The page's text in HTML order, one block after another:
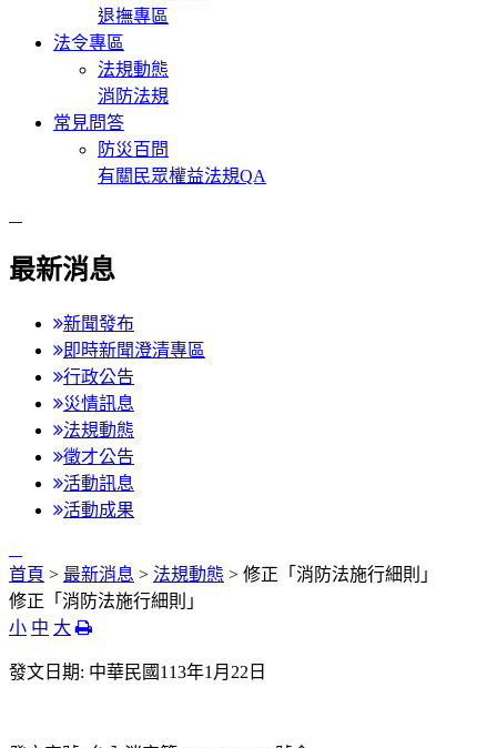
退撫專區
法令專區
法規動態
消防法規
常見問答
防災百問
有關民眾權益法規QA
最新消息
新聞發布
即時新聞澄清專區
行政公告
災情訊息
法規動態
徵才公告
活動訊息
活動成果
首頁 > 最新消息 > 法規動態 > 修正「消防法施行細則」
修正「消防法施行細則」
小 中 大
發文日期: 中華民國113年1月22日